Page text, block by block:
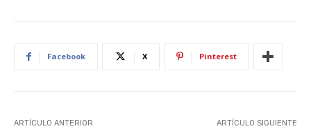
Facebook X Pinterest
ARTÍCULO ANTERIOR ARTÍCULO SIGUIENTE